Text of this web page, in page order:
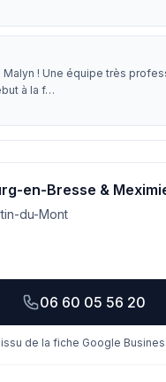
! Une équipe très
à la f…
en-Bresse &
du-Mont
06 60 05 56 20
de la fiche Google